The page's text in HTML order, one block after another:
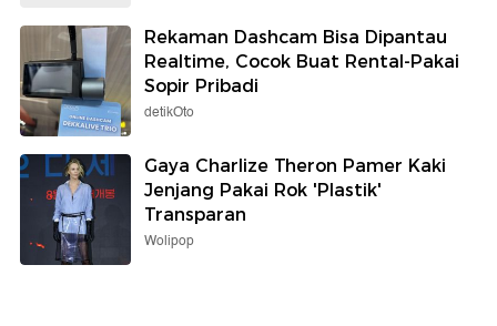
Rekaman Dashcam Bisa Dipantau
Realtime, Cocok Buat Rental-Pakai
Sopir Pribadi
detikOto
Gaya Charlize Theron Pamer Kaki
Jenjang Pakai Rok 'Plastik'
Transparan
Wolipop